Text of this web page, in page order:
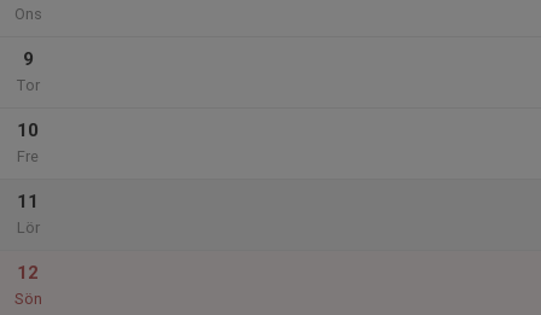
Ons
9
Tor
10
Fre
11
Lör
12
Sön